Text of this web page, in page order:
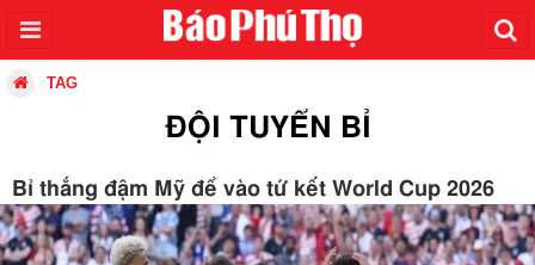
TAG
ĐỘI TUYỂN BỈ
Bỉ thắng đậm Mỹ để vào tứ kết World Cup 2026